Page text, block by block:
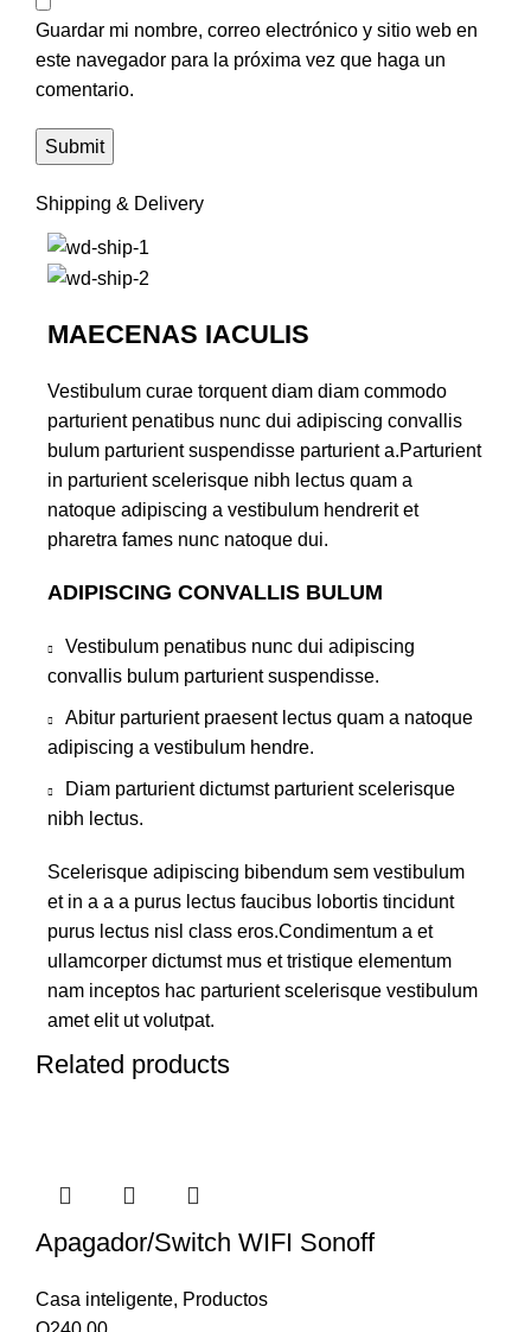
Guardar mi nombre, correo electrónico y sitio web en
este navegador para la próxima vez que haga un
comentario.
Shipping & Delivery
MAECENAS IACULIS
Vestibulum curae torquent diam diam commodo
parturient penatibus nunc dui adipiscing convallis
bulum parturient suspendisse parturient a.Parturient
in parturient scelerisque nibh lectus quam a
natoque adipiscing a vestibulum hendrerit et
pharetra fames nunc natoque dui.
ADIPISCING CONVALLIS BULUM
Vestibulum penatibus nunc dui adipiscing
convallis bulum parturient suspendisse.
Abitur parturient praesent lectus quam a natoque
adipiscing a vestibulum hendre.
Diam parturient dictumst parturient scelerisque
nibh lectus.
Scelerisque adipiscing bibendum sem vestibulum
et in a a a purus lectus faucibus lobortis tincidunt
purus lectus nisl class eros.Condimentum a et
ullamcorper dictumst mus et tristique elementum
nam inceptos hac parturient scelerisque vestibulum
amet elit ut volutpat.
Related products
Apagador/Switch WIFI Sonoff
Casa inteligente, Productos